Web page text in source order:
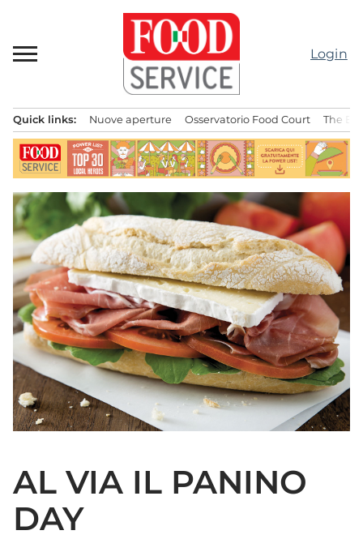
contenuto
Login
principale
Quick links: Nuove aperture Osservatorio Food Court The
AL VIA IL PANINO
DAY